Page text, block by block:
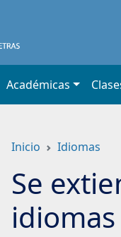
Académicas
Inicio Idiomas
Se
idiomas